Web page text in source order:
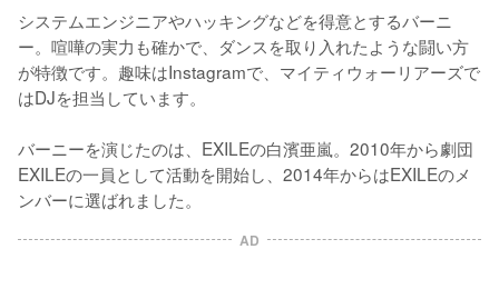
システムエンジニアやハッキングなどを得意とするバーニ
ー。喧嘩の実力も確かで、ダンスを取り入れたような闘い方
が特徴です。趣味はInstagramで、マイティウォーリアーズで
はDJを担当しています。
バーニーを演じたのは、EXILEの白濱亜嵐。2010年から劇団
EXILEの一員として活動を開始し、2014年からはEXILEのメ
ンバーに選ばれました。
AD